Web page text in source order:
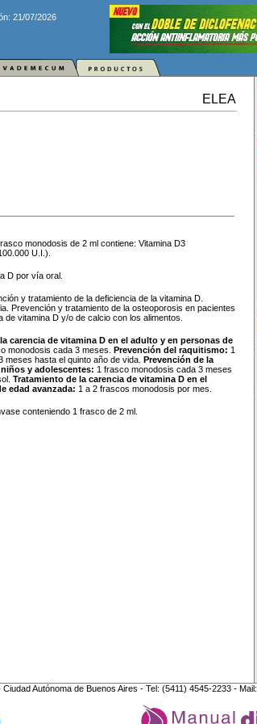
21/07/2026
ELEA
monodosis de 2 ml contiene: Vitamina D3
U.I.).
D por vía oral.
y tratamiento de la deficiencia de la vitamina D.
Prevención y tratamiento de la osteoporosis en pacientes
de vitamina D y/o de calcio con los alimentos.
carencia de vitamina D en el adulto y en personas de
monodosis cada 3 meses. Prevención del raquitismo: 1
meses hasta el quinto año de vida. Prevención de la
y adolescentes: 1 frasco monodosis cada 3 meses
Tratamiento de la carencia de vitamina D en el
edad avanzada: 1 a 2 frascos monodosis por mes.
conteniendo 1 frasco de 2 ml.
Autónoma de Buenos Aires - Tel: (5411) 4545-2233 - Mail: